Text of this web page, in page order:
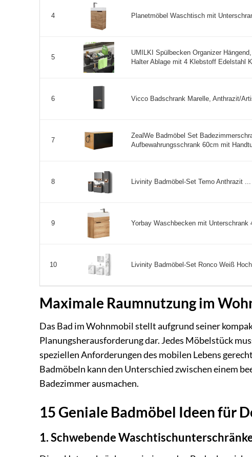
4 Planetmöbel Waschtisch mit
5
UMILKI Spülbecken Organizer
Halter Ablage mit 4 Klebstoff Edelstahl
6 Vicco Badschrank Marelle, Anthrazit/
7
ZealWe Badmöbel Set
Aufbewahrungsschrank 60cm mit
8 Livinity Badmöbel-Set Temo Anthrazit ...
9 Yorbay Waschbecken mit Unterschrank
10 Livinity Badmöbel-Set Ronco Weiß
Maximale Raumnutzung im
Das Bad im Wohnmobil stellt aufgrund seiner
Planungsherausforderung dar. Jedes Möbelstück
speziellen Anforderungen des mobilen Lebens
Badmöbeln kann den Unterschied zwischen einem
Badezimmer ausmachen.
15 Geniale Badmöbel Ideen für
1. Schwebende